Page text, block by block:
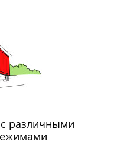
различными